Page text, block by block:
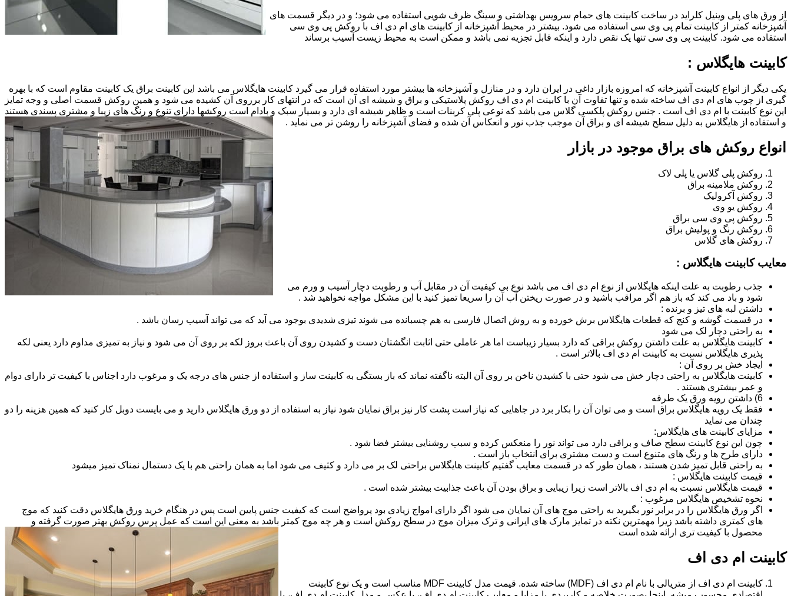
از ورق های پلی وینیل کلراید در ساخت کابینت های حمام سرویس بهداشتی و سینگ ظرف شویی استفاده می شود؛ و در دیگر قسمت های
آشپزخانه کمتر از کابینت تمام پی وی سی استفاده می شود. بیشتر در محیط آشپزخانه از کابینت های ام دی اف با روکش پی وی سی
استفاده می شود. کابینت پی وی سی تنها یک نقص دارد و اینکه قابل تجزیه نمی باشد و ممکن است به محیط زیست آسیب برساند
کابینت هایگلاس :
یکی دیگر از انواع کابینت آشپزخانه که امروزه بازار داغی در ایران دارد و در منازل و آشپزخانه ها بیشتر مورد استفاده قرار می گیرد کابینت هایگلاس می باشد این کابینت براق یک کابینت مقاوم است که با بهره
گیری از چوب های ام دی اف ساخته شده و تنها تفاوت آن با کابینت ام دی اف روکش پلاستیکی و براق و شیشه ای آن است که در انتهای کار برروی آن کشیده می شود و همین روکش قسمت اصلی و وجه تمایز
این نوع کابینت با ام دی اف است . جنس روکش پلکسی گلاس می باشد که نوعی پلی کربنات است و ظاهر شیشه ای دارد و بسیار سبک و بادام است روکشها دارای تنوع و رنگ های زیبا و مشتری پسندی هستند
و استفاده از هایگلاس به دلیل سطح شیشه ای و براق آن موجب جذب نور و انعکاس آن شده و فضای آشپزخانه را روشن تر می نماید .
انواع روکش های براق موجود در بازار
روکش پلی گلاس یا پلی لاک
روکش ملامینه براق
روکش آکرولیک
روکش یو وی
روکش پی وی سی براق
روکش رنگ و پولیش براق
روکش های گلاس
معایب کابینت هایگلاس :
جذب رطوبت به علت اینکه هایگلاس از نوع ام دی اف می باشد نوع بی کیفیت آن در مقابل آب و رطوبت دچار آسیب و ورم می
شود و باد می کند که باز هم اگر مراقب باشید و در صورت ریختن آب آن را سریعا تمیز کنید با این مشکل مواجه نخواهید شد .
داشتن لبه های تیز و برنده :
در قسمت گوشه و کنج که قطعات هایگلاس برش خورده و به روش اتصال فارسی به هم چسبانده می شوند تیزی شدیدی بوجود می آید که می تواند آسیب رسان باشد .
به راحتی دچار لک می شود
کابینت هایگلاس به علت داشتن روکش براقی که دارد بسیار زیباست اما هر عاملی حتی اثابت انگشتان دست و کشیدن روی آن باعث بروز لکه بر روی آن می شود و نیاز به تمیزی مداوم دارد یعنی لکه
پذیری هایگلاس نسبت به کابینت ام دی اف بالاتر است .
ایجاد خش بر روی آن :
کابینت هایگلاس به راحتی دچار خش می شود حتی با کشیدن ناخن بر روی آن البته ناگفته نماند که باز بستگی به کابینت ساز و استفاده از جنس های درجه یک و مرغوب دارد اجناس با کیفیت تر دارای دوام
و عمر بیشتری هستند .
6) داشتن رویه ورق یک طرفه
فقط یک رویه هایگلاس براق است و می توان آن را بکار برد در جاهایی که نیاز است پشت کار نیز براق نمایان شود نیاز به استفاده از دو ورق هایگلاس دارید و می بایست دوبل کار کنید که همین هزینه را دو
چندان می نماید
مزایای کابینت های هایگلاس:
چون این نوع کابینت سطح صاف و براقی دارد می تواند نور را منعکس کرده و سبب روشنایی بیشتر فضا شود .
دارای طرح ها و رنگ های متنوع است و دست مشتری برای انتخاب باز است .
به راحتی قابل تمیز شدن هستند ، همان طور که در قسمت معایب گفتیم کابینت هایگلاس براحتی لک بر می دارد و کثیف می شود اما به همان راحتی هم با یک دستمال نمناک تمیز میشود
قیمت کابینت هایگلاس :
قیمت هایگلاس نسبت به ام دی اف بالاتر است زیرا زیبایی و براق بودن آن باعث جذابیت بیشتر شده است .
نحوه تشخیص هایگلاس مرغوب :
اگر ورق هایگلاس را در برابر نور بگیرید به راحتی موج های آن نمایان می شود اگر دارای امواج زیادی بود پرواضح است که کیفیت جنس پایین است پس در هنگام خرید ورق هایگلاس دقت کنید که موج
های کمتری داشته باشد زیرا مهمترین نکته در تمایز مارک های ایرانی و ترک میزان موج در سطح روکش است و هر چه موج کمتر باشد به معنی این است که عمل پرس روکش بهتر صورت گرفته و
محصول با کیفیت تری ارائه شده است
کابینت ام دی اف
کابینت ام دی اف از متریالی با نام ام دی اف (MDF) ساخته شده. قیمت مدل کابینت MDF مناسب است و یک نوع کابینت